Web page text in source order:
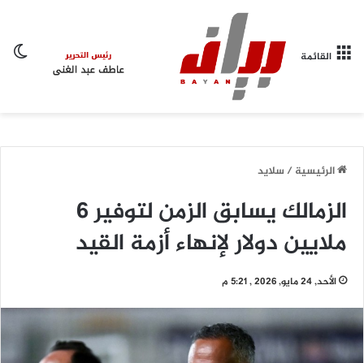
القائمة
الرئيسية/ سلايد
الزمالك يسابق الزمن لتوفير 6
ملايين دولار لإنهاء أزمة القيد
الأحد, 24 مايو, 2026 , 5:21 م